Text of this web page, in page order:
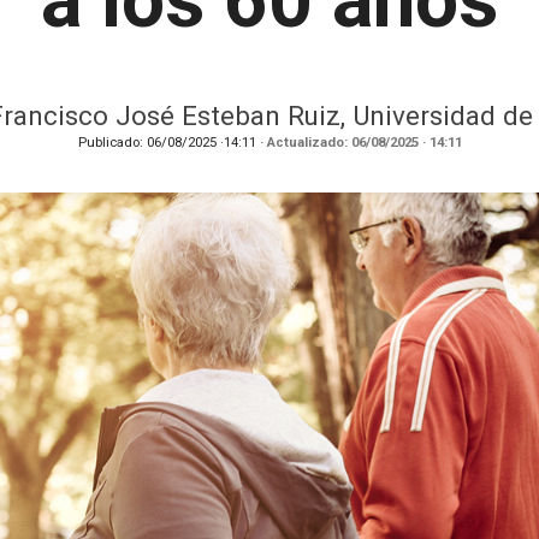
José Esteban Ruiz, Universidad
Publicado: 06/08/2025·14:11 · Actualizado: 06/08/2025· 14:11